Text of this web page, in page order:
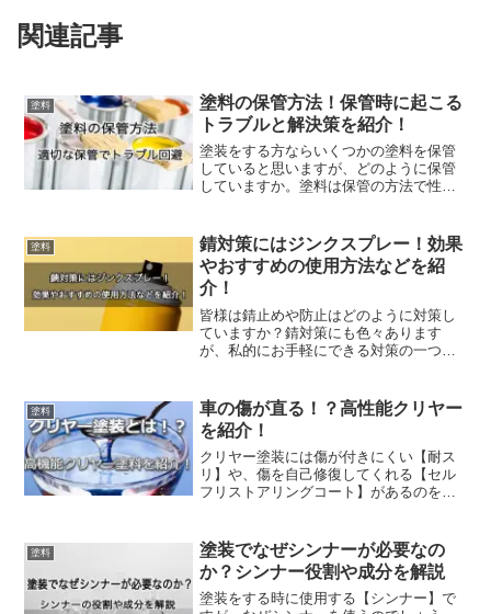
関連記事
塗料
塗料の保管方法！保管時に起こる
トラブルと解決策を紹介！
塗装をする方ならいくつかの塗料を保管
していると思いますが、どのように保管
していますか。塗料は保管の方法で性質
す。今回はそんな塗料の保管方法や現象
について紹介していきます。...
塗料
錆対策にはジンクスプレー！効果
やおすすめの使用方法などを紹
介！
皆様は錆止めや防止はどのように対策し
ていますか？錆対策にも色々あります
が、私的にお手軽にできる対策の一つと
の効果やおすすめの使用方法について紹
介していきます。ジンクコート（...
塗料
車の傷が直る！？高性能クリヤー
を紹介！
クリヤー塗装には傷が付きにくい【耐ス
リ】や、傷を自己修復してくれる【セル
フリストアリングコート】があるのを知
塗料
塗装でなぜシンナーが必要なの
か？シンナー役割や成分を解説
塗装をする時に使用する【シンナー】で